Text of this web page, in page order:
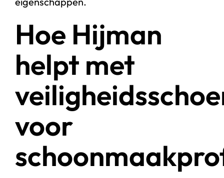
Hoe Hijman
helpt met
voor